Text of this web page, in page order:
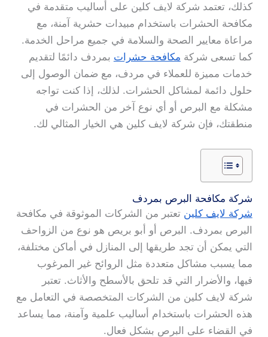
كذلك، تعتمد شركة لايف كلين على أساليب متقدمة في
مكافحة الحشرات باستخدام مبيدات حشرية آمنة، مع
مراعاة معايير الصحة والسلامة في جميع مراحل الخدمة.
كما تسعى شركة مكافحة حشرات بمردف دائمًا لتقديم
خدمات مميزة للعملاء في مردف، مع ضمان الوصول إلى
حلول دائمة لمشاكل الحشرات. لذلك، إذا كنت تواجه
مشكلة مع البرص أو أي نوع آخر من الحشرات في
منطقتك، فإن شركة لايف كلين هي الخيار المثالي لك.
شركة مكافحة البرص بمردف
شركة لايف كلين تعتبر من الشركات الموثوقة في مكافحة
البرص بمردف. البرص أو أبو بريص هو نوع من الزواحف
التي يمكن أن تجد طريقها إلى المنازل في أماكن مختلفة،
مما يسبب مشاكل متعددة مثل الروائح غير المرغوب
فيها، والأضرار التي قد تلحق بالأسطح والأثاث. تعتبر
شركة لايف كلين من الشركات المتخصصة في التعامل مع
هذه الحشرات باستخدام أساليب علمية وآمنة، مما يساعد
في القضاء على البرص بشكل فعال.